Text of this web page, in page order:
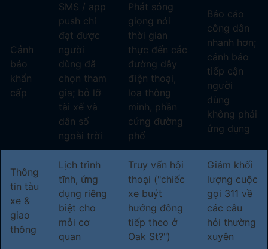
Cảnh
báo
khẩn
cấp
SMS / app
push chỉ
đạt được
người
dùng đã
chọn tham
gia; bỏ lỡ
tài xế và
dân số
ngoài trời
Phát sóng
giọng nói
thời gian
thực đến các
đường dây
điện thoại,
loa thông
minh, phần
cứng đường
phố
Báo cáo
công dân
nhanh hơn;
cảnh báo
tiếp cận
người
dùng
không phải
ứng dụng
Thông
tin tàu
xe &
giao
thông
Lịch trình
tĩnh, ứng
dụng riêng
biệt cho
mỗi cơ
quan
Truy vấn hội
thoại ("chiếc
xe buýt
hướng đông
tiếp theo ở
Oak St?")
Giảm khối
lượng cuộc
gọi 311 về
các câu
hỏi thường
xuyên